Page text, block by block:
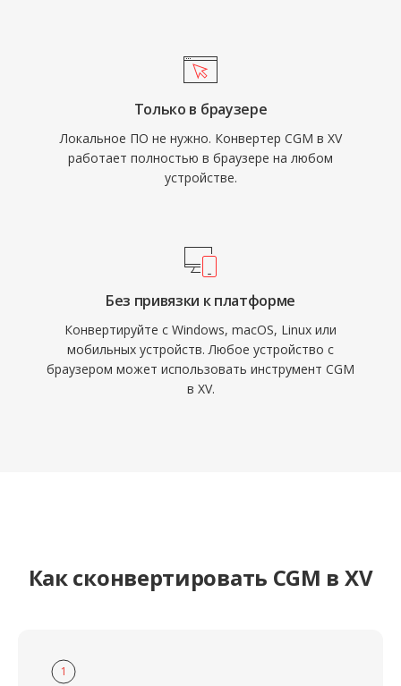
Только в браузере
Локальное ПО не нужно. Конвертер CGM в XV
работает полностью в браузере на любом
устройстве.
Без привязки к платформе
Конвертируйте с Windows, macOS, Linux или
мобильных устройств. Любое устройство с
браузером может использовать инструмент CGM
в XV.
Как сконвертировать CGM в XV
1